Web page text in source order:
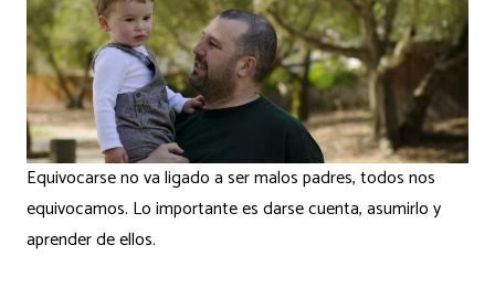
Equivocarse no va ligado a ser malos padres, todos nos
equivocamos. Lo importante es darse cuenta, asumirlo y
aprender de ellos.